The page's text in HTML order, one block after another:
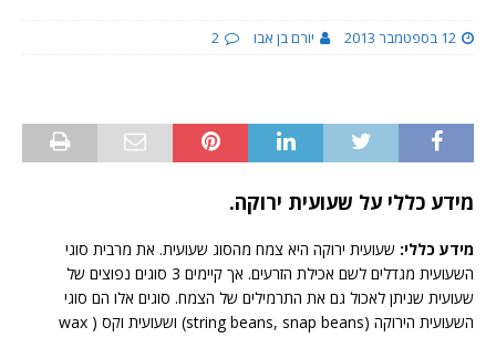
12 בספטמבר 2013 יורם בן אבו 2
מידע כללי על שעועית ירוקה.
מידע כללי: שעועית ירוקה היא צמח מהסוג שעועית. את מרבית סוגי
השעועית מגדלים לשם אכילת הזרעים. אך קיימים 3 סוגים נפוצים של
שעועית שניתן לאכול גם את התרמילים של הצמח. סוגים אלו הם סוגי
השעועית הירוקה (string beans, snap beans) ושעועית וקס ( wax